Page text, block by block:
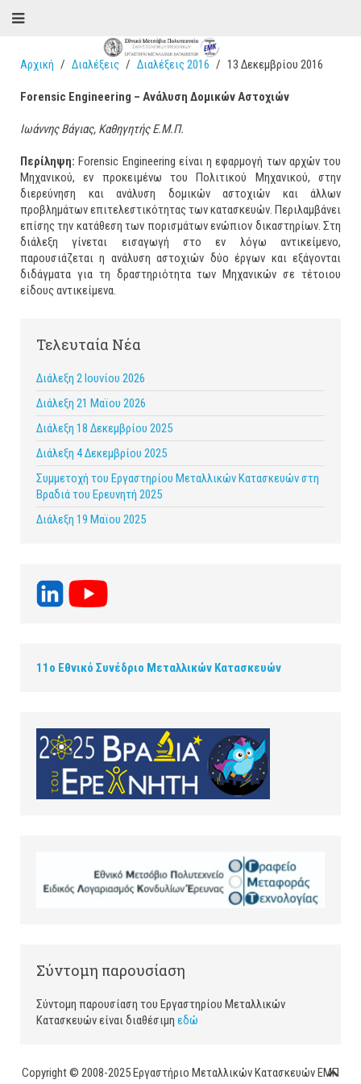
Αρχική Διαλέξεις Διαλέξεις 2016 13 Δεκεμβρίου 2016
Forensic Engineering – Ανάλυση Δομικών Αστοχιών
Ιωάννης Βάγιας, Καθηγητής Ε.Μ.Π.
Περίληψη:Forensic Engineering είναι η εφαρμογή των αρχών του
Μηχανικού, εν προκειμένω του Πολιτικού Μηχανικού, στην
διερεύνηση και ανάλυση δομικών αστοχιών και άλλων
προβλημάτων επιτελεστικότητας των κατασκευών. Περιλαμβάνει
επίσης την κατάθεση των πορισμάτων ενώπιον δικαστηρίων. Στη
διάλεξη γίνεται εισαγωγή στο εν λόγω αντικείμενο,
παρουσιάζεται η ανάλυση αστοχιών δύο έργων και εξάγονται
διδάγματα για τη δραστηριότητα των Μηχανικών σε τέτοιου
είδους αντικείμενα.
Τελευταία Νέα
Διάλεξη 2 Ιουνίου 2026
Διάλεξη 21 Μαϊου 2026
Διάλεξη 18 Δεκεμβρίου 2025
Διάλεξη 4 Δεκεμβρίου 2025
Συμμετοχή του Εργαστηρίου Μεταλλικών Κατασκευών στη
Βραδιά του Ερευνητή 2025
Διάλεξη 19 Μαϊου 2025
11ο Εθνικό Συνέδριο Μεταλλικών Κατασκευών
Σύντομη παρουσίαση
Σύντομη παρουσίαση του Εργαστηρίου Μεταλλικών
Κατασκευών είναι διαθέσιμη εδώ
Copyright © 2008-2025 Εργαστήριο Μεταλλικών Κατασκευών ΕΜΠ